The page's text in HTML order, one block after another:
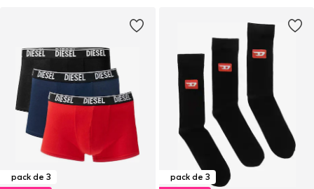
pack de 3
pack de 3